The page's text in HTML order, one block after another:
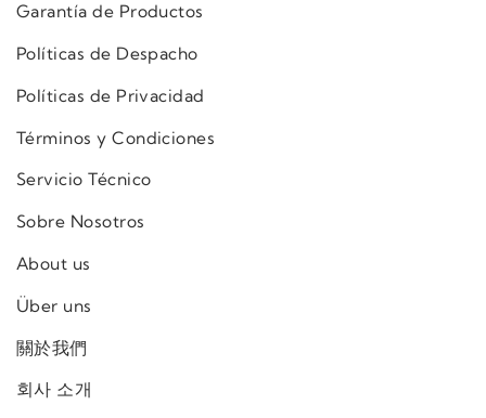
Garantía de Productos
Políticas de Despacho
Políticas de Privacidad
Términos y Condiciones
Servicio Técnico
Sobre Nosotros
About us
Über uns
關於我們
회사 소개